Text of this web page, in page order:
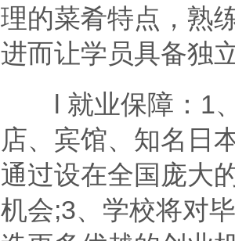
理的菜肴特点，熟
进而让学员具备独
l 就业保障：1、
店、宾馆、知名日
通过设在全国庞大
机会;3、学校将对